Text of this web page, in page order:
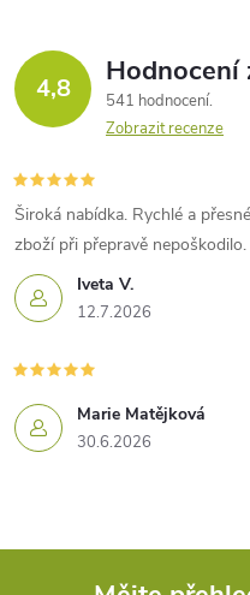
4,8 Hodnocení
541 hodnocení
Zobrazit recenze
Iveta V.
12.7.2026
Široká nabídka. Rychlé a
zboží při přepravě
Marie Matějková
30.6.2026